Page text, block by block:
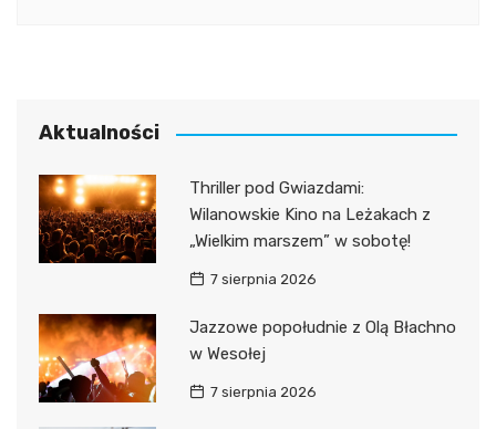
Aktualności
Thriller pod Gwiazdami:
Wilanowskie Kino na Leżakach z
„Wielkim marszem” w sobotę!
7 sierpnia 2026
Jazzowe popołudnie z Olą Błachno
w Wesołej
7 sierpnia 2026